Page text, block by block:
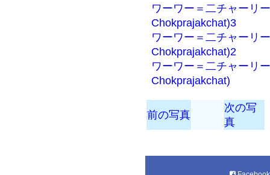
ワーワー＝二チャーリ
Chokprajakchat)3
ワーワー＝二チャーリ
Chokprajakchat)2
ワーワー＝二チャーリ
Chokprajakchat)
前の写真
次の写
真